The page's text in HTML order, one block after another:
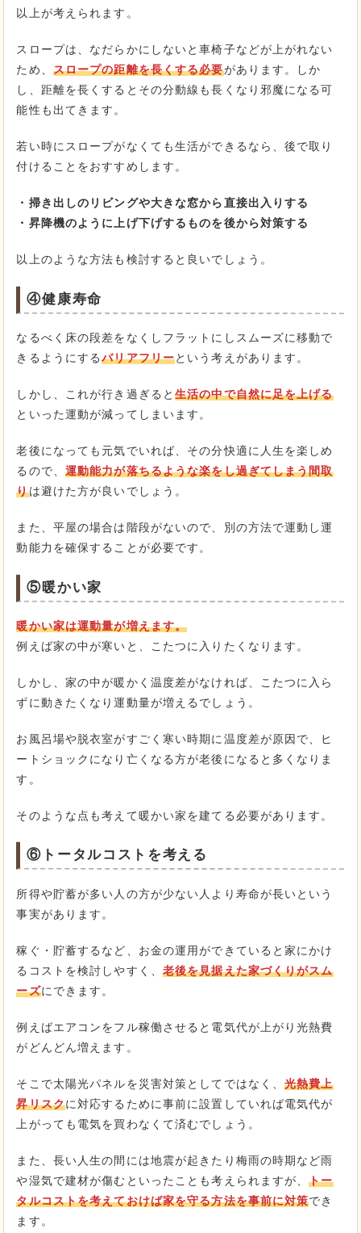
以上が考えられます。
スロープは、なだらかにしないと車椅子などが上がれない
ため、 スロープの距離を長くする必要があります。しか
し、距離を長くするとその分動線も長くなり邪魔になる可
能性も出てきます。
若い時にスロープがなくても生活ができるなら、後で取り
付けることをおすすめします。
・掃き出しのリビングや大きな窓から直接出入りする
・昇降機のように上げ下げするものを後から対策する
以上のような方法も検討すると良いでしょう。
④健康寿命
なるべく床の段差をなくしフラットにしスムーズに移動で
きるようにするバリアフリーという考えがあります。
しかし、これが行き過ぎると生活の中で自然に足を上げる
といった運動が減ってしまいます。
老後になっても元気でいれば、その分快適に人生を楽しめ
るので、 運動能力が落ちるような楽をし過ぎてしまう間取
りは避けた方が良いでしょう。
また、平屋の場合は階段がないので、別の方法で運動し運
動能力を確保することが必要です。
⑤暖かい家
暖かい家は運動量が増えます。
例えば家の中が寒いと、こたつに入りたくなります。
しかし、家の中が暖かく温度差がなければ、こたつに入ら
ずに動きたくなり運動量が増えるでしょう。
お風呂場や脱衣室がすごく寒い時期に温度差が原因で、ヒ
ートショックになり亡くなる方が老後になると多くなりま
す。
そのような点も考えて暖かい家を建てる必要があります。
⑥トータルコストを考える
所得や貯蓄が多い人の方が少ない人より寿命が長いという
事実があります。
稼ぐ・貯蓄するなど、お金の運用ができていると家にかけ
るコストを検討しやすく、 老後を見据えた家づくりがスム
ーズにできます。
例えばエアコンをフル稼働させると電気代が上がり光熱費
がどんどん増えます。
そこで太陽光パネルを災害対策としてではなく、光熱費上
昇リスクに対応するために事前に設置していれば電気代が
上がっても電気を買わなくて済むでしょう。
また、長い人生の間には地震が起きたり梅雨の時期など雨
や湿気で建材が傷むといったことも考えられますが、トー
タルコストを考えておけば家を守る方法を事前に対策でき
ます。